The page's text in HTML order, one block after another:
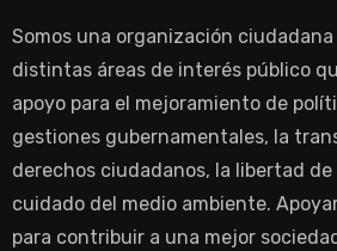
Somos una organización
distintas áreas de interés público
apoyo para el mejoramiento de
gestiones gubernamentales, la
derechos ciudadanos, la libertad de
cuidado del medio ambiente.
para contribuir a una mejor